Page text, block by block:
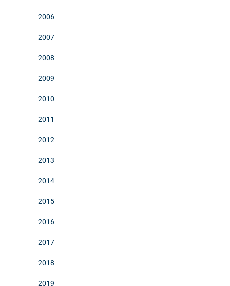
2006
2007
2008
2009
2010
2011
2012
2013
2014
2015
2016
2017
2018
2019